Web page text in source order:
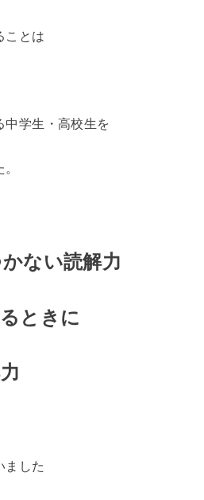
ことは
中学生・高校生を
ない読解力
ときに
ました